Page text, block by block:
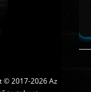
© 2017-2026 Az